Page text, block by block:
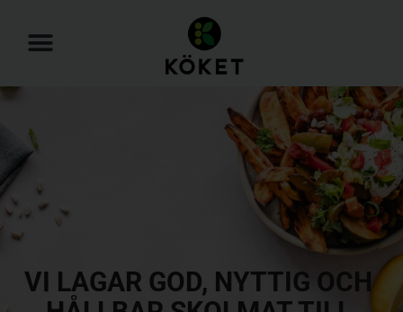
VI LAGAR GOD, NYTTIG OCH